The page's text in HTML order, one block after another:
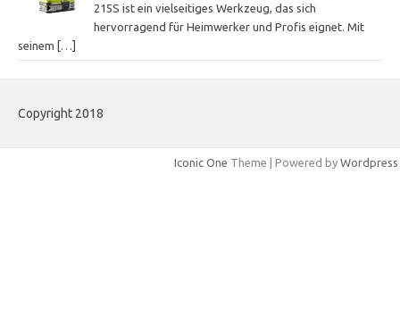
215S ist ein vielseitiges Werkzeug, das sich
hervorragend für Heimwerker und Profis eignet. Mit
seinem
[…]
Copyright 2018
Iconic One Theme | Powered by Wordpress